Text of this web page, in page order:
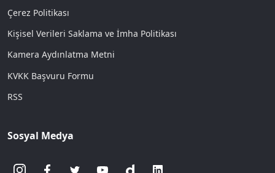
Çerez Politikası
Kişisel Verileri Saklama ve İmha Politikası
Kamera Aydınlatma Metni
KVKK Başvuru Formu
RSS
Sosyal Medya